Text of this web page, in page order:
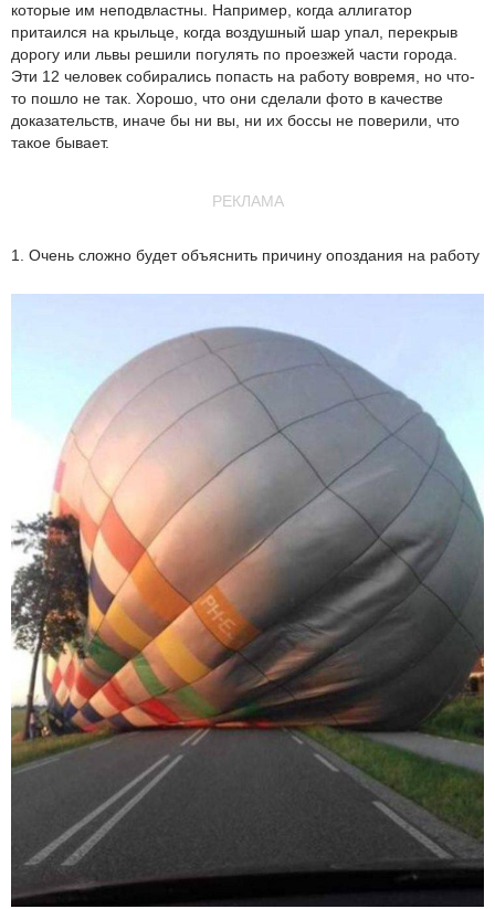
которые им неподвластны. Например, когда аллигатор
притаился на крыльце, когда воздушный шар упал, перекрыв
дорогу или львы решили погулять по проезжей части города.
Эти 12 человек собирались попасть на работу вовремя, но что-
то пошло не так. Хорошо, что они сделали фото в качестве
доказательств, иначе бы ни вы, ни их боссы не поверили, что
такое бывает.
РЕКЛАМА
1. Очень сложно будет объяснить причину опоздания на работу